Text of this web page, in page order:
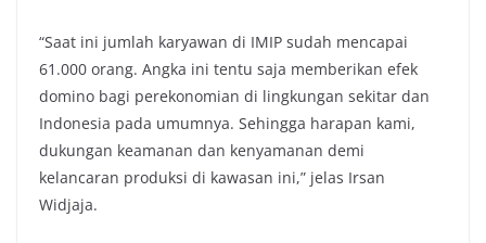
“Saat ini jumlah karyawan di IMIP sudah mencapai
61.000 orang. Angka ini tentu saja memberikan efek
domino bagi perekonomian di lingkungan sekitar dan
Indonesia pada umumnya. Sehingga harapan kami,
dukungan keamanan dan kenyamanan demi
kelancaran produksi di kawasan ini,” jelas Irsan
Widjaja.